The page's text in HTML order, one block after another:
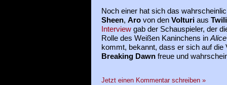
Noch einer hat sich das
Sheen, Aro von den Volturi aus
Interviewgab der Schauspieler, der
Rolle des Weißen Kaninchens in
kommt, bekannt, dass er sich auf die
Breaking Dawnfreue und
Jetzt einen Kommentar schreiben »